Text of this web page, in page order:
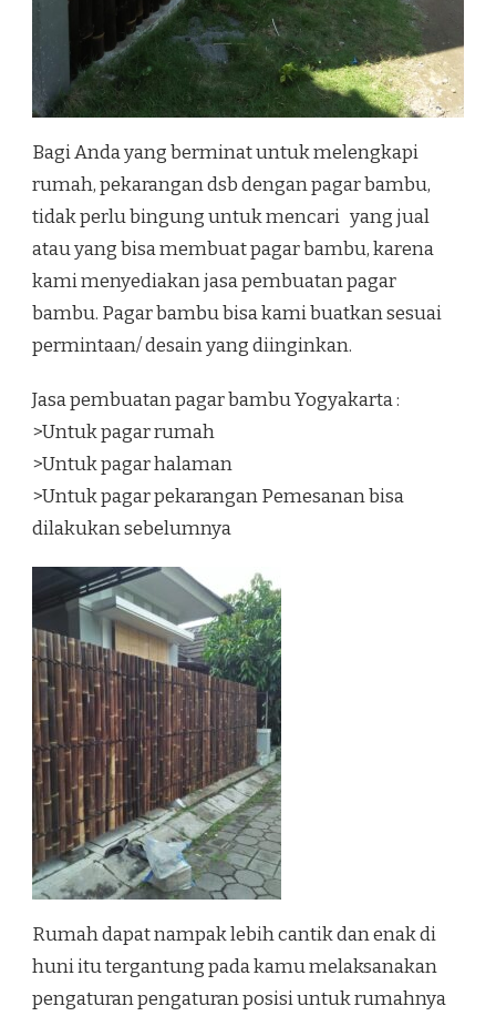
Bagi Anda yang berminat untuk melengkapi
rumah, pekarangan dsb dengan pagar bambu,
tidak perlu bingung untuk mencari yang jual
atau yang bisa membuat pagar bambu, karena
kami menyediakan jasa pembuatan pagar
bambu. Pagar bambu bisa kami buatkan sesuai
permintaan/ desain yang diinginkan.
Jasa pembuatan pagar bambu Yogyakarta :
>Untuk pagar rumah
>Untuk pagar halaman
>Untuk pagar pekarangan Pemesanan bisa
dilakukan sebelumnya
Rumah dapat nampak lebih cantik dan enak di
huni itu tergantung pada kamu melaksanakan
pengaturan pengaturan posisi untuk rumahnya